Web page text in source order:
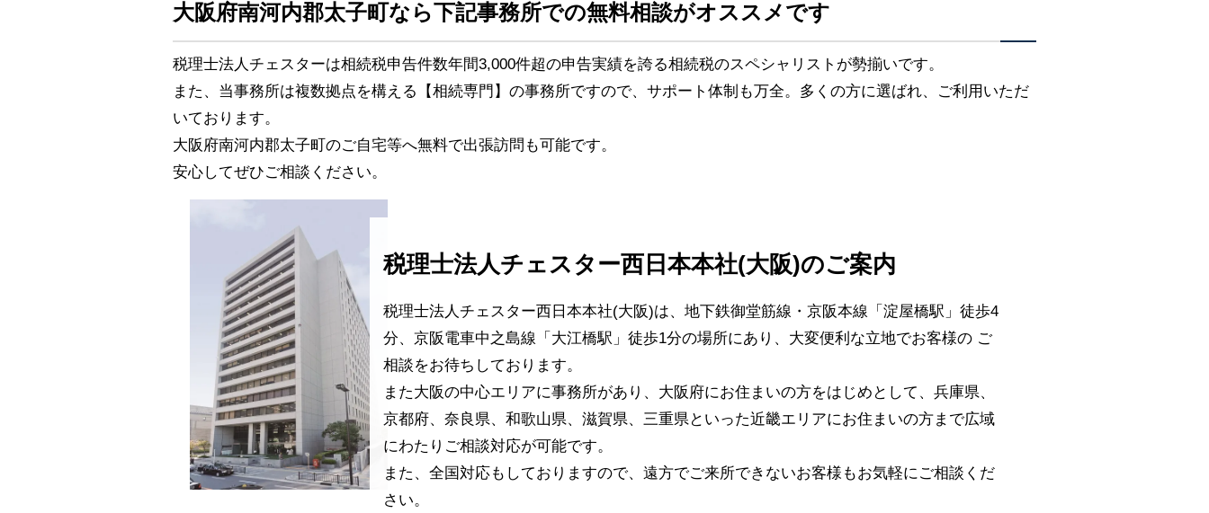
大阪府南河内郡太子町なら下記事務所での無料相談がオススメです
税理士法人チェスターは相続税申告件数年間3,000件超の申告実績を誇る相続税のスペシャリストが勢揃いです。
また、当事務所は複数拠点を構える【相続専門】の事務所ですので、サポート体制も万全。多くの方に選ばれ、ご利用いただ
いております。
大阪府南河内郡太子町のご自宅等へ無料で出張訪問も可能です。
安心してぜひご相談ください。
税理士法人チェスター西日本本社(大阪)のご案内
税理士法人チェスター西日本本社(大阪)は、地下鉄御堂筋線・京阪本線「淀屋橋駅」徒歩4
分、京阪電車中之島線「大江橋駅」徒歩1分の場所にあり、大変便利な立地でお客様の ご
相談をお待ちしております。
また大阪の中心エリアに事務所があり、大阪府にお住まいの方をはじめとして、兵庫県、
京都府、奈良県、和歌山県、滋賀県、三重県といった近畿エリアにお住まいの方まで広域
にわたりご相談対応が可能です。
また、全国対応もしておりますので、遠方でご来所できないお客様もお気軽にご相談くだ
さい。